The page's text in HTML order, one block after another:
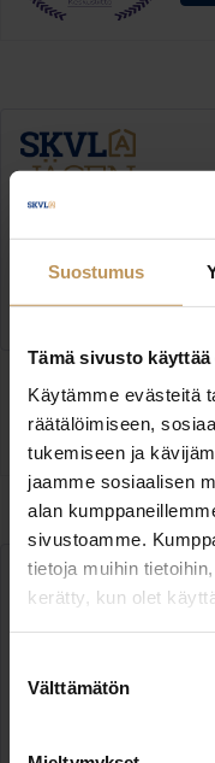
Suostumus
Tämä sivusto käyttää
Käytämme evästeitä
räätälöimiseen,
tukemiseen ja
jaamme sosiaalisen
alan
sivustoamme.
tietoja muihin
kerätty, kun olet
valinta
Välttämätön
Glik
Satamakatu 17
www.glik.fi